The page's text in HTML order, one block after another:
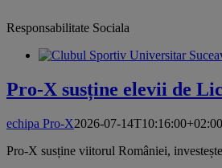
Responsabilitate Sociala
Pro-X susține elevii de
echipa Pro-X2026-07-14T10:16:00+02:00
Pro-X susține viitorul României,